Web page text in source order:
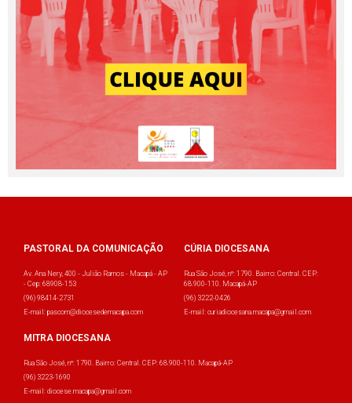
PASTORAL DA COMUNICAÇÃO
Av. Ana Nery, 400 - Julião Ramos - Macapá - AP
- Cep: 68908-153
(96) 98414-2731
E-mail: pascom@diocesedemacapa.com
CÚRIA DIOCESANA
Rua São José, nº: 1790. Bairro: Central. CEP:
68.900-110. Macapá-AP
(96) 3222-0426
E-mail: curiadiocesana.macapa@gmail.com
MITRA DIOCESANA
Rua São José, nº: 1790. Bairro: Central. CEP: 68.900-110. Macapá-AP
(96) 3223-1690
E-mail: diocese.macapa@gmail.com